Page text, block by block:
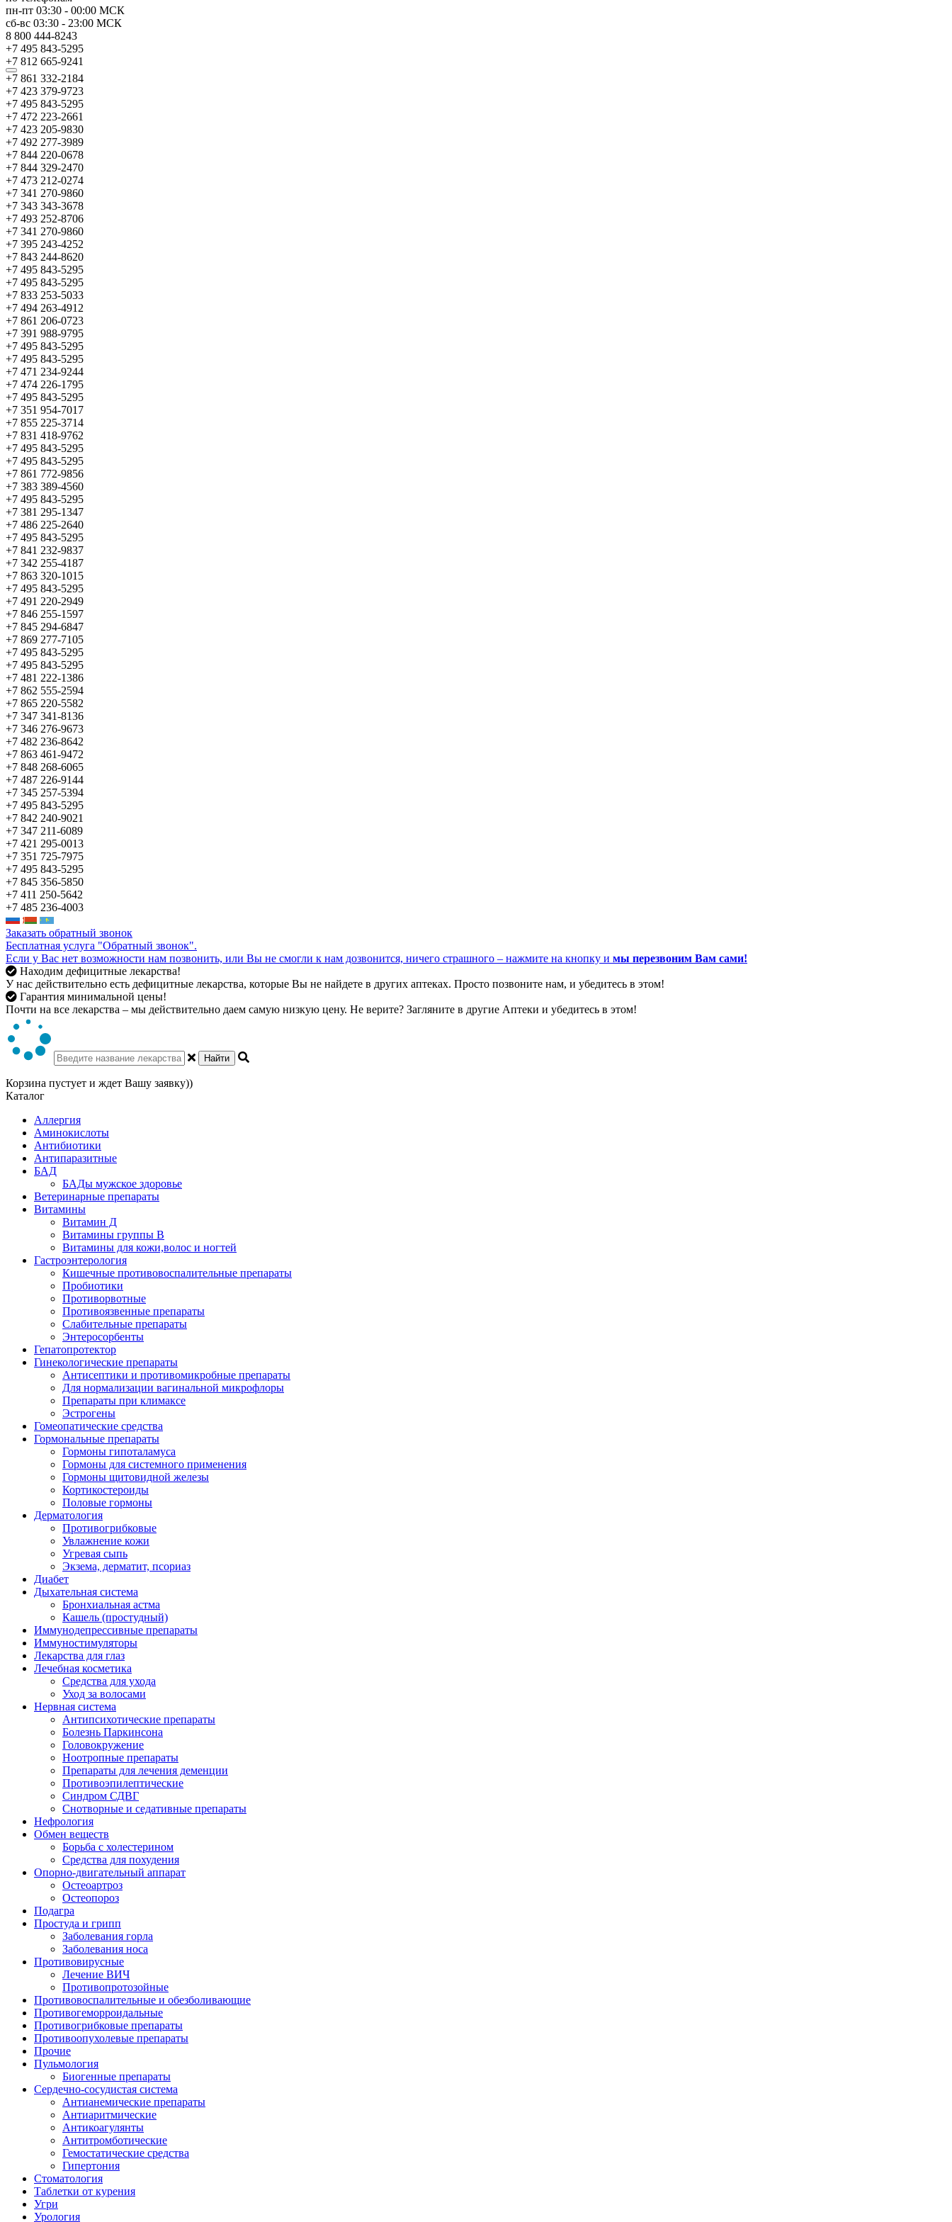
пн-пт 03:30 - 00:00 МСК
сб-вс 03:30 - 23:00 МСК
8 800 444-8243
+7 495 843-5295
+7 812 665-9241
+7 861 332-2184
+7 423 379-9723
+7 495 843-5295
+7 472 223-2661
+7 423 205-9830
+7 492 277-3989
+7 844 220-0678
+7 844 329-2470
+7 473 212-0274
+7 341 270-9860
+7 343 343-3678
+7 493 252-8706
+7 341 270-9860
+7 395 243-4252
+7 843 244-8620
+7 495 843-5295
+7 495 843-5295
+7 833 253-5033
+7 494 263-4912
+7 861 206-0723
+7 391 988-9795
+7 495 843-5295
+7 495 843-5295
+7 471 234-9244
+7 474 226-1795
+7 495 843-5295
+7 351 954-7017
+7 855 225-3714
+7 831 418-9762
+7 495 843-5295
+7 495 843-5295
+7 861 772-9856
+7 383 389-4560
+7 495 843-5295
+7 381 295-1347
+7 486 225-2640
+7 495 843-5295
+7 841 232-9837
+7 342 255-4187
+7 863 320-1015
+7 495 843-5295
+7 491 220-2949
+7 846 255-1597
+7 845 294-6847
+7 869 277-7105
+7 495 843-5295
+7 495 843-5295
+7 481 222-1386
+7 862 555-2594
+7 865 220-5582
+7 347 341-8136
+7 346 276-9673
+7 482 236-8642
+7 863 461-9472
+7 848 268-6065
+7 487 226-9144
+7 345 257-5394
+7 495 843-5295
+7 842 240-9021
+7 347 211-6089
+7 421 295-0013
+7 351 725-7975
+7 495 843-5295
+7 845 356-5850
+7 411 250-5642
+7 485 236-4003
Заказать обратный звонок
Бесплатная услуга "Обратный звонок".
Если у Вас нет возможности нам позвонить, или Вы не смогли к нам дозвонится, ничего страшного – нажмите на кнопку и мы перезвоним Вам сами!
Находим дефицитные лекарства!
У нас действительно есть дефицитные лекарства, которые Вы не найдете в других аптеках. Просто позвоните нам, и убедитесь в этом!
Гарантия минимальной цены!
Почти на все лекарства – мы действительно даем самую низкую цену. Не верите? Загляните в другие Аптеки и убедитесь в этом!
Найти
Корзина пустует и ждет Вашу заявку))
Каталог
Аллергия
Аминокислоты
Антибиотики
Антипаразитные
БАД
БАДы мужское здоровье
Ветеринарные препараты
Витамины
Витамин Д
Витамины группы В
Витамины для кожи,волос и ногтей
Гастроэнтерология
Кишечные противовоспалительные препараты
Пробиотики
Противорвотные
Противоязвенные препараты
Слабительные препараты
Энтеросорбенты
Гепатопротектор
Гинекологические препараты
Антисептики и противомикробные препараты
Для нормализации вагинальной микрофлоры
Препараты при климаксе
Эстрогены
Гомеопатические средства
Гормональные препараты
Гормоны гипоталамуса
Гормоны для системного применения
Гормоны щитовидной железы
Кортикостероиды
Половые гормоны
Дерматология
Противогрибковые
Увлажнение кожи
Угревая сыпь
Экзема, дерматит, псориаз
Диабет
Дыхательная система
Бронхиальная астма
Кашель (простудный)
Иммунодепрессивные препараты
Иммуностимуляторы
Лекарства для глаз
Лечебная косметика
Средства для ухода
Уход за волосами
Нервная система
Антипсихотические препараты
Болезнь Паркинсона
Головокружение
Ноотропные препараты
Препараты для лечения деменции
Противоэпилептические
Синдром СДВГ
Снотворные и седативные препараты
Нефрология
Обмен веществ
Борьба с холестерином
Средства для похудения
Опорно-двигательный аппарат
Остеоартроз
Остеопороз
Подагра
Простуда и грипп
Заболевания горла
Заболевания носа
Противовирусные
Лечение ВИЧ
Противопротозойные
Противовоспалительные и обезболивающие
Противогеморроидальные
Противогрибковые препараты
Противоопухолевые препараты
Прочие
Пульмология
Биогенные препараты
Сердечно-сосудистая система
Антианемические препараты
Антиаритмические
Антикоагулянты
Антитромботические
Гемостатические средства
Гипертония
Стоматология
Таблетки от курения
Угри
Урология